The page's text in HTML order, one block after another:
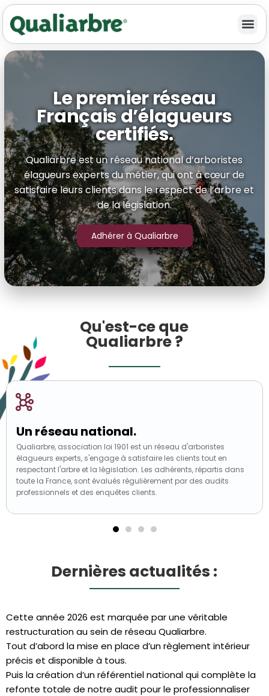
Le premier réseau
Français d’élagueurs
certifiés.
Qualiarbre est un réseau national d’arboristes
élagueurs experts du métier, qui ont à cœur de
satisfaire leurs clients dans le respect de l’arbre et
de la législation.
Adhérer à Qualiarbre
Qu'est-ce que
Qualiarbre ?
Un réseau national.
Qualiarbre, association loi 1901 est un réseau d'arboristes
élagueurs experts, s'engage à satisfaire les clients tout en
respectant l'arbre et la législation. Les adhérents, répartis dans
toute la France, sont évalués régulièrement par des audits
professionnels et des enquêtes clients.
Dernières actualités :
Cette année 2026 est marquée par une véritable
restructuration au sein de réseau Qualiarbre.
Tout d’abord la mise en place d’un règlement intérieur
précis et disponible à tous.
Puis la création d’un référentiel national qui complète la
refonte totale de notre audit pour le professionnaliser